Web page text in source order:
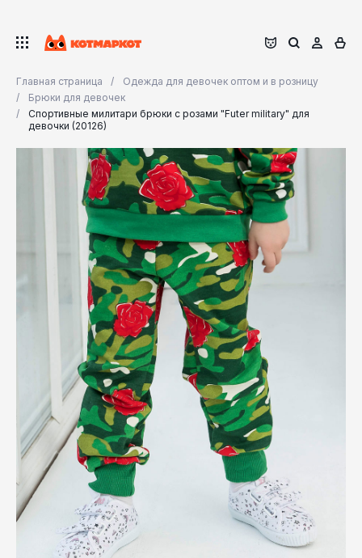
Главная страница
Одежда для девочек оптом и в розницу
Брюки для девочек
Спортивные милитари брюки с розами "Futer military" для
девочки (20126)